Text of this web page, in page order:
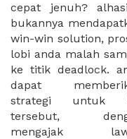
cepat jenuh?
bukannya
win-win solution,
lobi anda malah
ke titik deadlock.
dapat
strategi untuk
tersebut,
mengajak
negosiasi anda.
meeting room
waktu negosiasi
XWORK
terdapat banyak
dan review dari
tempat terbaik di